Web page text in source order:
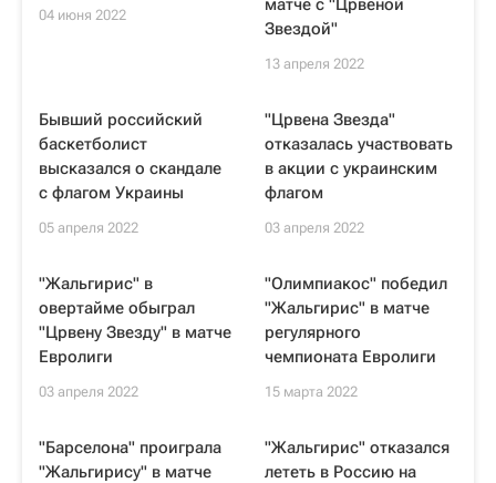
04 июня 2022
матче с "Црвеной
Звездой"
13 апреля 2022
Бывший российский
баскетболист
высказался о скандале
с флагом Украины
05 апреля 2022
"Црвена Звезда"
отказалась участвовать
в акции с украинским
флагом
03 апреля 2022
"Жальгирис" в
овертайме обыграл
"Црвену Звезду" в матче
Евролиги
03 апреля 2022
"Олимпиакос" победил
"Жальгирис" в матче
регулярного
чемпионата Евролиги
15 марта 2022
"Барселона" проиграла
"Жальгирису" в матче
"Жальгирис" отказался
лететь в Россию на